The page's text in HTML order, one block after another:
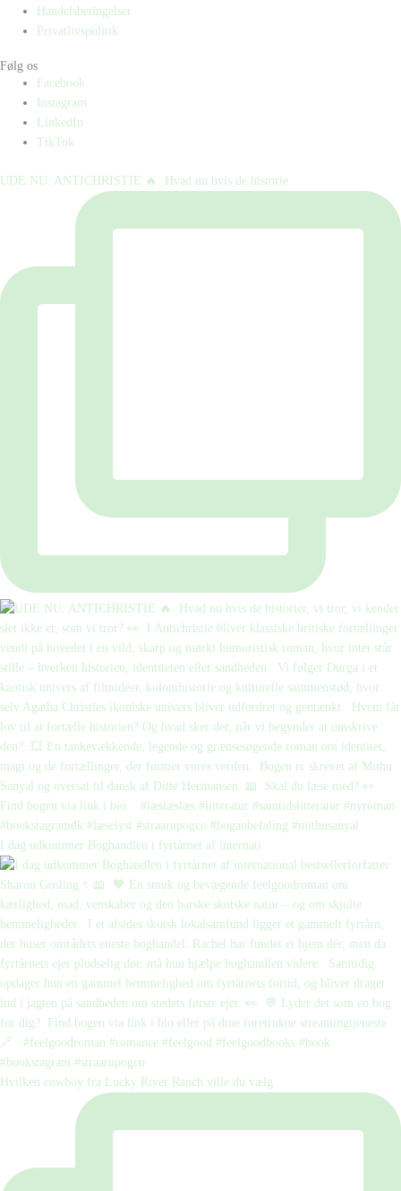
Handelsbetingelser
Privatlivspolitik
Følg os
Facebook
Instagram
LinkedIn
TikTok
UDE NU: ANTICHRISTIE 🔥⁠ ⁠ Hvad nu hvis de historie
I dag udkommer Boghandlen i fyrtårnet af internati
Hvilken cowboy fra Lucky River Ranch ville du vælg